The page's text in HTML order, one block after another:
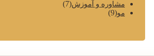
مشاوره و آموزش(7)
مو(9)